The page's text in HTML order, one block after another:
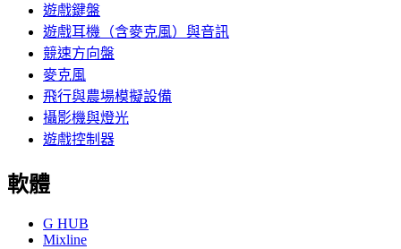
遊戲鍵盤
遊戲耳機（含麥克風）與音訊
競速方向盤
麥克風
飛行與農場模擬設備
攝影機與燈光
遊戲控制器
軟體
G HUB
Mixline